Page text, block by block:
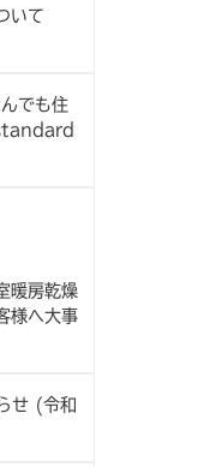
いて
でも住
暖房乾燥
様へ大事
せ (令和